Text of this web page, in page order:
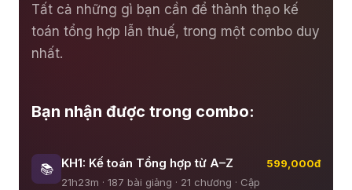
Tất cả những gì bạn cần để thành thạo kế
toán tổng hợp lẫn thuế, trong một combo duy
nhất.
Bạn nhận được trong combo:
📚 KH1: Kế toán Tổng hợp từ A–Z
21h23m · 187 bài giảng · 21 chương · Cập
599,000đ